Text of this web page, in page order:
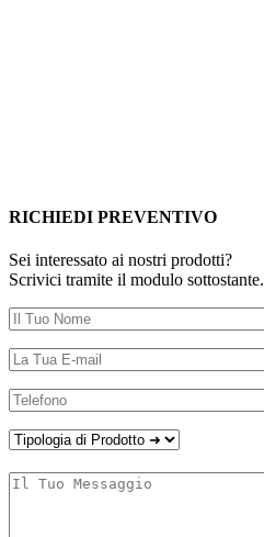
RICHIEDI PREVENTIVO
Sei interessato ai nostri prodotti?
Scrivici tramite il modulo sottostante.
Sono: